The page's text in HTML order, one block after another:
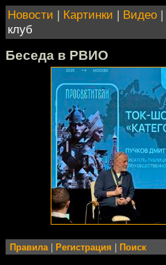
Новости | Картинки | Видео |
клуб
Беседа в РВИО
Правила Регистрация Поиск